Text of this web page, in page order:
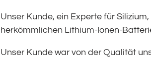
Unser Kunde, ein Experte für
herkömmlichen Lithium-Ionen-
Unser Kunde war von der Qualität